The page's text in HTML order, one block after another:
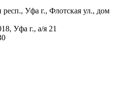
респ., Уфа г., Флотская ул., дом
Уфа г., а/я 21